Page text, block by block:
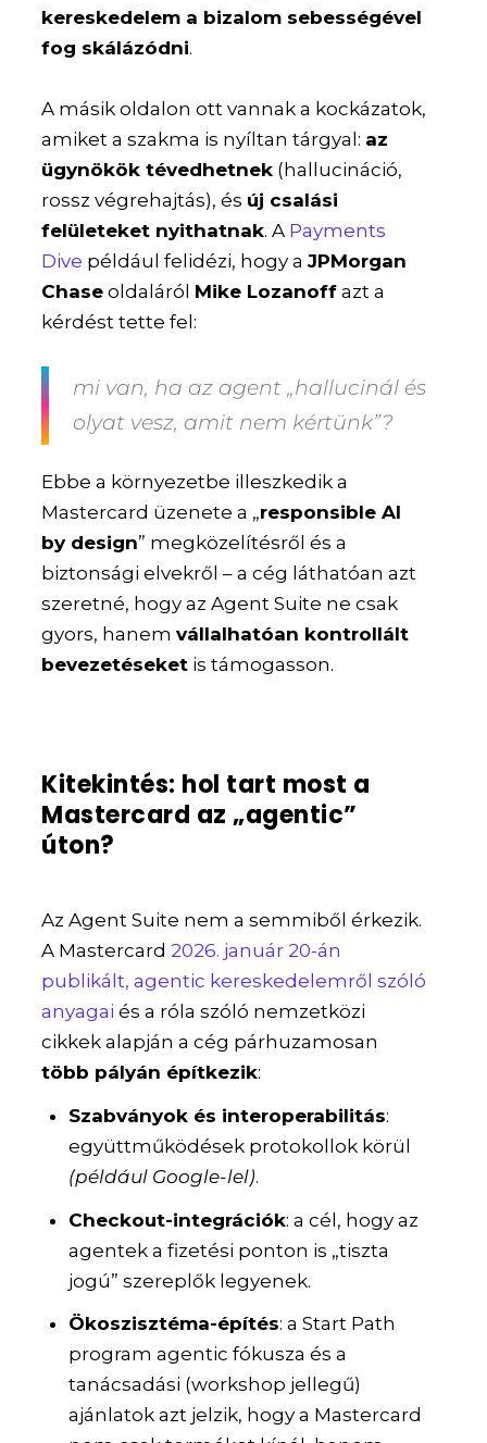
kereskedelem a bizalom sebességével
fog skálázódni.
A másik oldalon ott vannak a kockázatok,
amiket a szakma is nyíltan tárgyal: az
ügynökök tévedhetnek (hallucináció,
rossz végrehajtás), és új csalási
felületeket nyithatnak. A Payments
Dive például felidézi, hogy aJPMorgan
Chase oldaláról Mike Lozanoff azt a
kérdést tette fel:
mi van, ha az agent „hallucinál és
olyat vesz, amit nem kértünk”?
Ebbe a környezetbe illeszkedik a
Mastercard üzenete a „responsible AI
by design” megközelítésről és a
biztonsági elvekről – a cég láthatóan azt
szeretné, hogy az Agent Suite ne csak
gyors, hanemvállalhatóan kontrollált
bevezetéseket is támogasson.
Kitekintés: hol tart most a
Mastercard az „agentic”
úton?
Az Agent Suite nem a semmiből érkezik.
A Mastercard 2026. január 20-án
publikált, agentic kereskedelemről szóló
anyagai és a róla szóló nemzetközi
cikkek alapján a cég párhuzamosan
több pályán építkezik:
Szabványok és interoperabilitás:
együttműködések protokollok körül
(például Google-lel).
Checkout-integrációk: a cél, hogy az
agentek a fizetési ponton is „tiszta
jogú” szereplők legyenek.
Ökoszisztéma-építés: a Start Path
program agentic fókusza és a
tanácsadási (workshop jellegű)
ajánlatok azt jelzik, hogy a Mastercard